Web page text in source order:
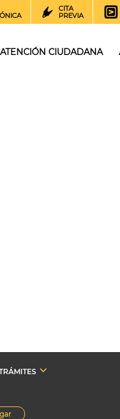
CITA
PREVIA
ATENCIÓN CIUDADANA